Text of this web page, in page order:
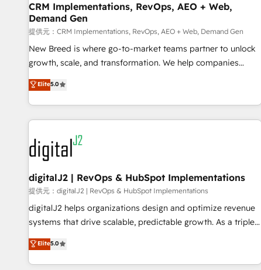
顧客データの一元化から、GTMの見える化・自動化まで。全
Hub統合運用、データ品質設計、グループ横断のCRM統合に対
応します。 2️⃣ AIエージェント組織構築 営業・マーケティング
業務の一部をAIが自律実行する組織への移行を設計・実装。
Breeze・Claude等をHubSpotと連携させ、役割定義・運用ル
ール・成果指標まで含めて設計します。 3️⃣ 全社DX × AI推進の
PMO伴走支援 複数部門をまたぐDX×AI変革を、構想から実装・
定着までPMOとして主導。「設定の代行ではなく、設計の責
任」を引き受け、部門横断の統合・浸透・変革管理を実行しま
した情報設計・導線設計・テンプレート設計をContent Hubで
一体提供。 ▸ 既存CRM・MAからの移行支援：Salesforce・
Marketo・Pardot等からの移行、カスタム設計、履歴データ移
行と活用設計まで。 ▸ AEO対応：ChatGPT・Perplexity等のAI
検索からの流入・引用を前提にコンテンツとサイト構造を最適
化。 🏆 なぜ100incを選ぶのか？ ✓ HubSpot Eliteパートナー
ISO27001:2022 / ISO9001:2015 取得 ✓ 400社以上の導入実績
✓ HubSpot大百科 出版 CRM・AI活用に関するご相談、現状整
CRM Implementations, RevOps, AEO + Web,
Demand Gen
提供元：CRM Implementations, RevOps, AEO + Web, Demand Gen
New Breed is where go-to-market teams partner to unlock
growth, scale, and transformation. We help companies
activate HubSpot’s AI-powered customer platform and
operationalize HubSpot’s Loop Marketing framework
through expert-led services, smart agents, and purpose-
built apps, tailored to your business. Together, we unlock
results, fast. ⚙️CRM & RevOps: Align all Hubs to your buyer
journey for clean data, scalability, & reporting. 🎯Demand
Gen & ABM: Drive pipeline with inbound, ABM, AEO, SEO, &
paid media. 👩‍💻Web Design: Build high-performing
websites with UX, messaging, & conversion strategy that
drive results. 🤖AI Strategy: Activate Breeze Agents,
configure HubSpot AI, & maximize AEO with tailored AI
integrations, hosting, & maintenance.
Elite5.0
digitalJ2 | RevOps & HubSpot Implementations
提供元：digitalJ2 | RevOps & HubSpot Implementations
digitalJ2 helps organizations design and optimize revenue
systems that drive scalable, predictable growth. As a triple-
accredited HubSpot Solutions Partner, we specialize in both
strategic RevOps planning and hands-on technical
execution - building the operational foundation companies
Elite5.0